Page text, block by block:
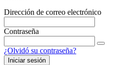
Dirección de correo electrónico
Contraseña
¿Olvidó su contraseña?
Iniciar sesión